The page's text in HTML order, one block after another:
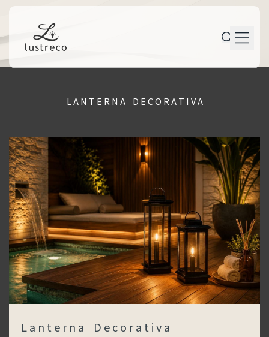
P e r s o n a l i z a ç ã o
M a n u t e n ç ã o
T r a j e t ó r i a
C o n t a t o
L A N T E R N A D E C O R A T I V A
L a n t e r n a D e c o r a t i v a